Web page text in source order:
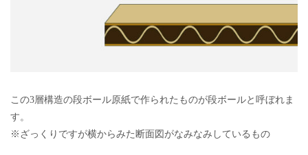
この3層構造の段ボール原紙で作られたものが段ボールと呼ぼれま
す。
※ざっくりですが横からみた断面図がなみなみしているもの